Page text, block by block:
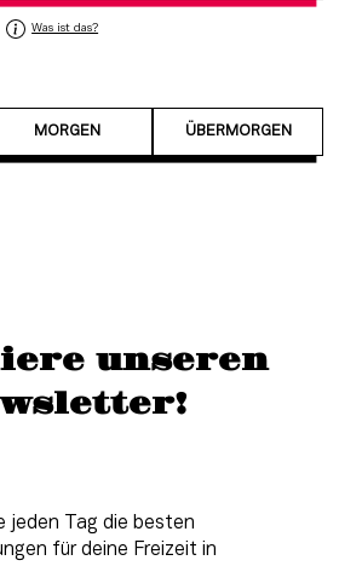
Was ist das?
MORGEN ÜBERMORGEN
unseren
jeden Tag die besten
für deine Freizeit in